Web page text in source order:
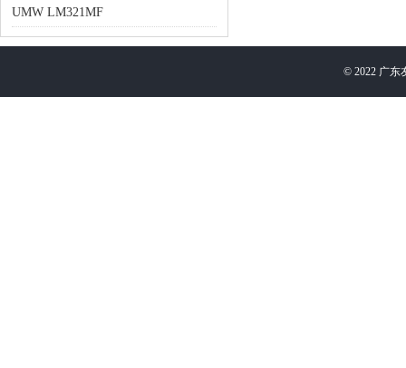
UMW LM321MF
© 2022 广东